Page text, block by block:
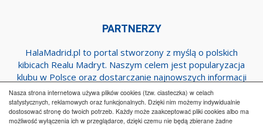
Nasza strona internetowa używa plików cookies (tzw. ciasteczka) w celach
statystycznych, reklamowych oraz funkcjonalnych. Dzięki nim możemy indywidualnie
dostosować stronę do twoich potrzeb. Każdy może zaakceptować pliki cookies albo ma
możliwość wyłączenia ich w przeglądarce, dzięki czemu nie będą zbierane żadne
PARTNERZY
HalaMadrid.pl to portal stworzony z myślą o polskich
kibicach Realu Madryt. Naszym celem jest popularyzacja
klubu w Polsce oraz dostarczanie najnowszych informacji
dotyczących zespołu z Estadio Santiago Bernabeu.
Regulamin Współpraca Reklama Polityka prywatności